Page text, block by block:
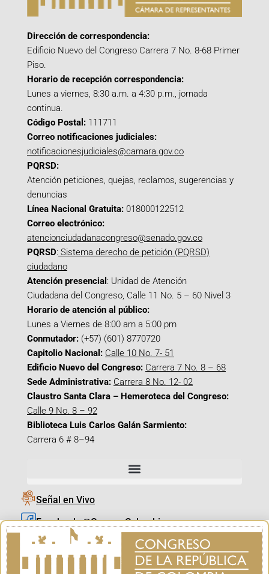
Dirección de correspondencia:
Edificio Nuevo del Congreso Carrera 7 No. 8-68 Primer
Piso.
Horario de recepción correspondencia:
Lunes a viernes, 8:30 a.m. a 4:30 p.m., jornada
continua.
Código Postal: 111711
Correo notificaciones judiciales:
notificacionesjudiciales@camara.gov.co
PQRSD:
Atención peticiones, quejas, reclamos, sugerencias y
denuncias
Línea Nacional Gratuita: 018000122512
Correo electrónico:
atencionciudadanacongreso@senado.gov.co
PQRSD: Sistema derecho de petición (PQRSD)
ciudadano
Atención presencial : Unidad de Atención
Ciudadana del Congreso, Calle 11 No. 5 – 60 Nivel 3
Horario de atención al público:
Lunes a Viernes de 8:00 am a 5:00 pm
Conmutador: (+57) (601) 8770720
Capitolio Nacional: Calle 10 No. 7- 51
Edificio Nuevo del Congreso: Carrera 7 No. 8 – 68
Sede Administrativa: Carrera 8 No. 12- 02
Claustro Santa Clara – Hemeroteca del Congreso:
Calle 9 No. 8 – 92
Biblioteca Luis Carlos Galán Sarmiento:
Carrera 6 # 8–94
Señal en Vivo
Facebook_@CamaraColombia
Instagram_@CamaraColombia
X_@CamaraColombia